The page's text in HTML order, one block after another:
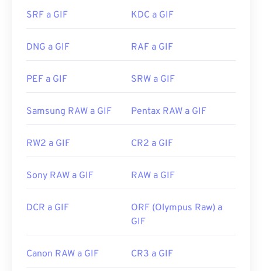
operativos. Para abrir un GIF y editarlo, use una
abra los GIF con
Microsoft Photos, Adobe
otros. En macOS, use visores y editores de
Lanzamiento inicial:
15 de junio de 1987
SRF a GIF KDC a GIF
DNG a GIF RAF a GIF
PEF a GIF SRW a GIF
Samsung RAW a GIF Pentax RAW a GIF
RW2 a GIF CR2 a GIF
Sony RAW a GIF RAW a GIF
DCR a GIF
ORF (Olympus Raw) a
GIF
Canon RAW a GIF CR3 a GIF